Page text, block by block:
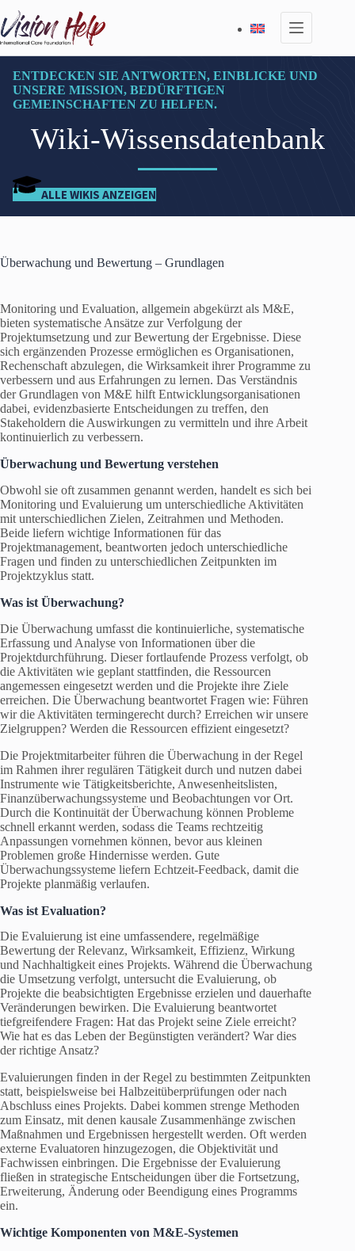
Inhalt
springen
ENTDECKEN SIE ANTWORTEN, EINBLICKE UND
UNSERE MISSION, BEDÜRFTIGEN
GEMEINSCHAFTEN ZU HELFEN.
Wiki-Wissensdatenbank
ALLE WIKIS ANZEIGEN
Überwachung und Bewertung – Grundlagen
Monitoring und Evaluation, allgemein abgekürzt als M&E,
bieten systematische Ansätze zur Verfolgung der
Projektumsetzung und zur Bewertung der Ergebnisse. Diese
sich ergänzenden Prozesse ermöglichen es Organisationen,
Rechenschaft abzulegen, die Wirksamkeit ihrer Programme zu
verbessern und aus Erfahrungen zu lernen. Das Verständnis
der Grundlagen von M&E hilft Entwicklungsorganisationen
dabei, evidenzbasierte Entscheidungen zu treffen, den
Stakeholdern die Auswirkungen zu vermitteln und ihre Arbeit
kontinuierlich zu verbessern.
Überwachung und Bewertung verstehen
Obwohl sie oft zusammen genannt werden, handelt es sich bei
Monitoring und Evaluierung um unterschiedliche Aktivitäten
mit unterschiedlichen Zielen, Zeitrahmen und Methoden.
Beide liefern wichtige Informationen für das
Projektmanagement, beantworten jedoch unterschiedliche
Fragen und finden zu unterschiedlichen Zeitpunkten im
Projektzyklus statt.
Was ist Überwachung?
Die Überwachung umfasst die kontinuierliche, systematische
Erfassung und Analyse von Informationen über die
Projektdurchführung. Dieser fortlaufende Prozess verfolgt, ob
die Aktivitäten wie geplant stattfinden, die Ressourcen
angemessen eingesetzt werden und die Projekte ihre Ziele
erreichen. Die Überwachung beantwortet Fragen wie: Führen
wir die Aktivitäten termingerecht durch? Erreichen wir unsere
Zielgruppen? Werden die Ressourcen effizient eingesetzt?
Die Projektmitarbeiter führen die Überwachung in der Regel
im Rahmen ihrer regulären Tätigkeit durch und nutzen dabei
Instrumente wie Tätigkeitsberichte, Anwesenheitslisten,
Finanzüberwachungssysteme und Beobachtungen vor Ort.
Durch die Kontinuität der Überwachung können Probleme
schnell erkannt werden, sodass die Teams rechtzeitig
Anpassungen vornehmen können, bevor aus kleinen
Problemen große Hindernisse werden. Gute
Überwachungssysteme liefern Echtzeit-Feedback, damit die
Projekte planmäßig verlaufen.
Was ist Evaluation?
Die Evaluierung ist eine umfassendere, regelmäßige
Bewertung der Relevanz, Wirksamkeit, Effizienz, Wirkung
und Nachhaltigkeit eines Projekts. Während die Überwachung
die Umsetzung verfolgt, untersucht die Evaluierung, ob
Projekte die beabsichtigten Ergebnisse erzielen und dauerhafte
Veränderungen bewirken. Die Evaluierung beantwortet
tiefgreifendere Fragen: Hat das Projekt seine Ziele erreicht?
Wie hat es das Leben der Begünstigten verändert? War dies
der richtige Ansatz?
Evaluierungen finden in der Regel zu bestimmten Zeitpunkten
statt, beispielsweise bei Halbzeitüberprüfungen oder nach
Abschluss eines Projekts. Dabei kommen strenge Methoden
zum Einsatz, mit denen kausale Zusammenhänge zwischen
Maßnahmen und Ergebnissen hergestellt werden. Oft werden
externe Evaluatoren hinzugezogen, die Objektivität und
Fachwissen einbringen. Die Ergebnisse der Evaluierung
fließen in strategische Entscheidungen über die Fortsetzung,
Erweiterung, Änderung oder Beendigung eines Programms
ein.
Wichtige Komponenten von M&E-Systemen